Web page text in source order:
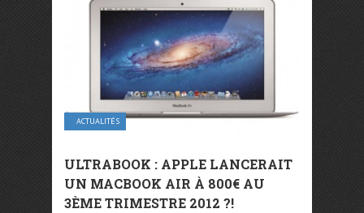
ACTUALITÉS
ULTRABOOK : APPLE LANCERAIT
UN MACBOOK AIR À 800€ AU
3ÈME TRIMESTRE 2012 ?!